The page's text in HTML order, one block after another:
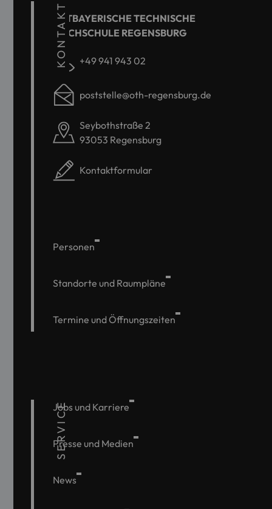
KONTAKT
OSTBAYERISCHE TECHNISCHE
HOCHSCHULE REGENSBURG
+49 941 943 02
poststelle@oth-regensburg.de
Seybothstraße 2
93053 Regensburg
Kontaktformular
Personen
Standorte und Raumpläne
Termine und Öffnungszeiten
SERVICE
Jobs und Karriere
Presse und Medien
News